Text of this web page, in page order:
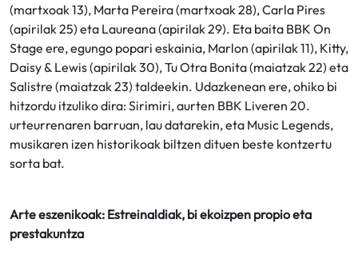
(martxoak 13), Marta Pereira (martxoak 28), Carla Pires
(apirilak 25) eta Laureana (apirilak 29). Eta baita BBK On
Stage ere, egungo popari eskainia, Marlon (apirilak 11), Kitty,
Daisy & Lewis (apirilak 30), Tu Otra Bonita (maiatzak 22) eta
Salistre (maiatzak 23) taldeekin. Udazkenean ere, ohiko bi
hitzordu itzuliko dira: Sirimiri, aurten BBK Liveren 20.
urteurrenaren barruan, lau datarekin, eta Music Legends,
musikaren izen historikoak biltzen dituen beste kontzertu
sorta bat.
Arte eszenikoak: Estreinaldiak, bi ekoizpen propio eta
prestakuntza